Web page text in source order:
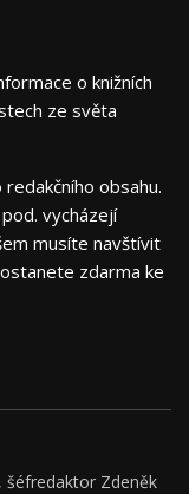
o knižních
ze světa
obsahu.
vycházejí
musíte navštívit
zdarma ke
šéfredaktor Zdeněk